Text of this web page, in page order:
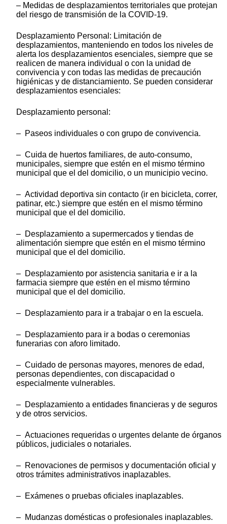
– Medidas de desplazamientos territoriales que protejan
del riesgo de transmisión de la COVID-19.
Desplazamiento Personal: Limitación de
desplazamientos, manteniendo en todos los niveles de
alerta los desplazamientos esenciales, siempre que se
realicen de manera individual o con la unidad de
convivencia y con todas las medidas de precaución
higiénicas y de distanciamiento. Se pueden considerar
desplazamientos esenciales:
Desplazamiento personal:
– Paseos individuales o con grupo de convivencia.
– Cuida de huertos familiares, de auto-consumo,
municipales, siempre que estén en el mismo término
municipal que el del domicilio, o un municipio vecino.
– Actividad deportiva sin contacto (ir en bicicleta, correr,
patinar, etc.) siempre que estén en el mismo término
municipal que el del domicilio.
– Desplazamiento a supermercados y tiendas de
alimentación siempre que estén en el mismo término
municipal que el del domicilio.
– Desplazamiento por asistencia sanitaria e ir a la
farmacia siempre que estén en el mismo término
municipal que el del domicilio.
– Desplazamiento para ir a trabajar o en la escuela.
– Desplazamiento para ir a bodas o ceremonias
funerarias con aforo limitado.
– Cuidado de personas mayores, menores de edad,
personas dependientes, con discapacidad o
especialmente vulnerables.
– Desplazamiento a entidades financieras y de seguros
y de otros servicios.
– Actuaciones requeridas o urgentes delante de órganos
públicos, judiciales o notariales.
– Renovaciones de permisos y documentación oficial y
otros trámites administrativos inaplazables.
– Exámenes o pruebas oficiales inaplazables.
– Mudanzas domésticas o profesionales inaplazables.